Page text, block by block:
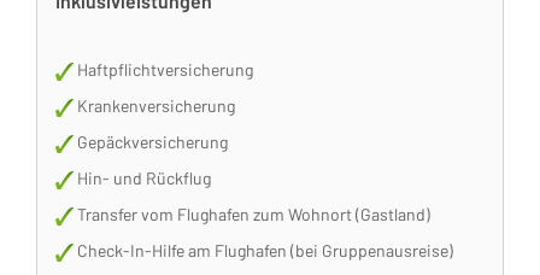
Haftpflichtversicherung
Krankenversicherung
Gepäckversicherung
Hin- und Rückflug
Transfer vom Flughafen zum Wohnort (Gastland)
Check-In-Hilfe am Flughafen (bei Gruppenausreise)